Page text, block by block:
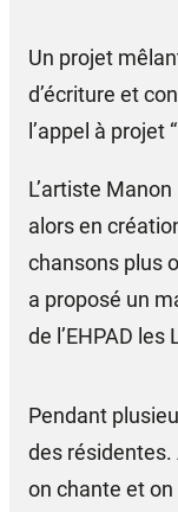
Un projet
d’écriture et
l’appel à projet
L’artiste
alors en
chansons plus
a proposé un
de l’EHPAD les
Pendant
des résidentes.
on chante et